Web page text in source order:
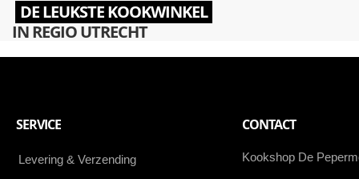
DE LEUKSTE KOOKWINKEL
IN REGIO UTRECHT
SERVICE
Levering & Verzending
CONTACT
Kookshop De